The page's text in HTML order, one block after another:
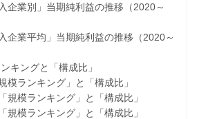
業別」当期純利益の推移（2020～
業平均」当期純利益の推移（2020～
キングと「構成比」
ランキング」と「構成比」
模ランキング」と「構成比」
模ランキング」と「構成比」